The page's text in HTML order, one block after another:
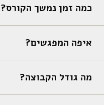
כמה זמן נמשך הקורס?
איפה המפגשים?
מה גודל הקבוצה?